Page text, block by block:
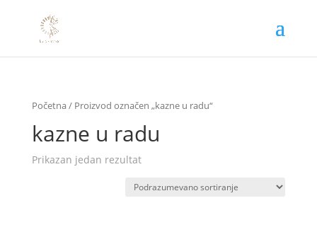
Početna/ Proizvod označen „kazne u radu“
kazne u radu
Prikazan jedan rezultat